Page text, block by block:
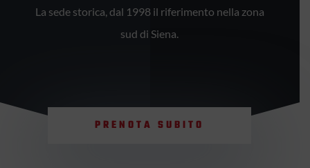
La sede storica, dal 1998 il riferimento nella zona
sud di Siena.
PRENOTA SUBITO